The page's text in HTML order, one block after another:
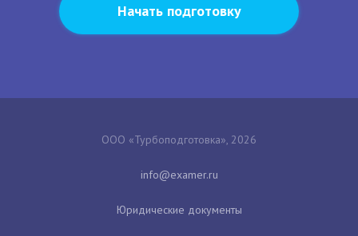
Начать подготовку
ООО «Турбоподготовка», 2026
Юридические документы